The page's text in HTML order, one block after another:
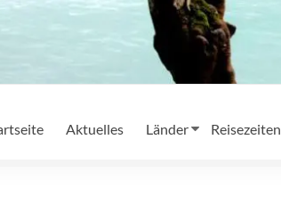
Aktuelles Länder Reisezeiten